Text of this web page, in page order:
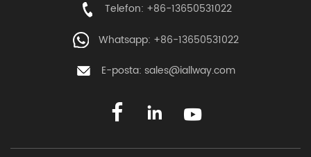
Telefon: +86-13650531022
Whatsapp: +86-13650531022
E-posta: sales@iallway.com